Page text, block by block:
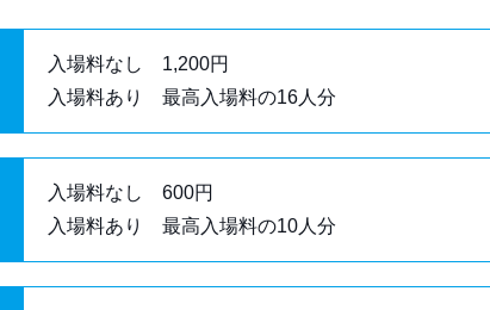
入場料なし 1,200円
入場料あり 最高入場料の16人分
入場料なし 600円
入場料あり 最高入場料の10人分